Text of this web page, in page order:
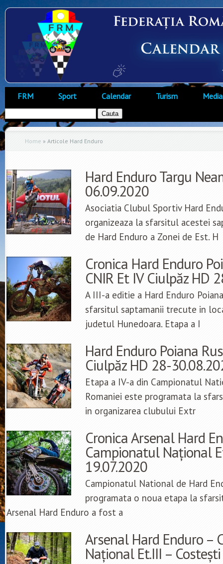
FRM Sport Calendar Turism Media
Home » Articole Hard Enduro
Hard Enduro Targu
06.09.2020
Asociatia Clubul Sportiv Hard
organizeaza la sfarsitul acestei
de Hard Enduro a Zonei de Est. H
Cronica Hard Enduro
CNIR Et IV Ciulpăz HD
A III-a editie a Hard Enduro
sfarsitul saptamanii trecute in
judetul Hunedoara. Etapa a I
Hard Enduro Poiana
Ciulpăz HD 28-
Etapa a IV-a din Campionatul
Romaniei este programata la
in organizarea clubului Extr
Cronica Arsenal Hard
Campionatul Național
19.07.2020
Campionatul National de Hard
programata o noua etapa la
Arsenal Hard Enduro a fost a
Arsenal Hard Enduro –
Național Et.III –